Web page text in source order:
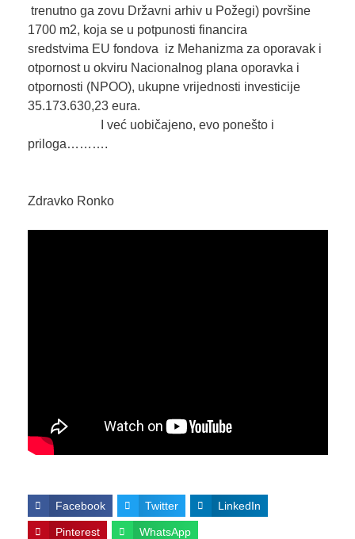
trenutno ga zovu Državni arhiv u Požegi) površine
1700 m2, koja se u potpunosti financira
sredstvima EU fondova iz Mehanizma za oporavak i
otpornost u okviru Nacionalnog plana oporavka i
otpornosti (NPOO), ukupne vrijednosti investicije
35.173.630,23 eura.
I već uobičajeno, evo ponešto i
priloga……….
Zdravko Ronko
Facebook Twitter LinkedIn
Pinterest WhatsApp